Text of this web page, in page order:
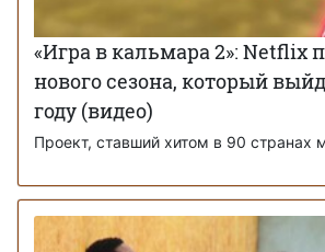
«Игра в кальмара 2»: Netflix
нового сезона, который
году (видео)
Проект, ставший хитом в 90 странах